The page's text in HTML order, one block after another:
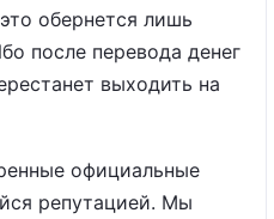
обернется лишь
после перевода денег
выходить на
официальные
репутацией. Мы